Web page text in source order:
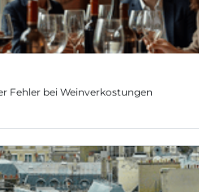
Fehler bei Weinverkostungen